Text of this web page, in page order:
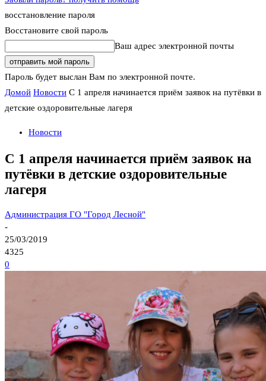
восстановление пароля
Восстановите свой пароль
Ваш адрес электронной почты
Пароль будет выслан Вам по электронной почте.
Домой Новости С 1 апреля начинается приём заявок на путёвки в
детские оздоровительные лагеря
Новости
С 1 апреля начинается приём заявок на
путёвки в детские оздоровительные
лагеря
Администрация ГО "Город Лесной"
-
25/03/2019
4325
0